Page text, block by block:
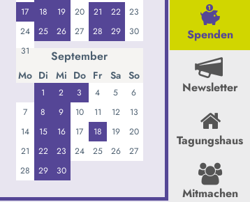
Spenden
Newsletter
Tagungshaus
Mitmachen
17
18 19 20 21 22
23
24
25 26 27 28 29
30
31
September
Mo Di Mi Do Fr Sa So
1 2 3 4 5
6
7
8 9 10 11 12
13
14
15 16 17 18 19
20
21
22 23 24 25 26
27
28
29 30